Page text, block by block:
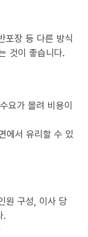
포장 등 다른 방식
것이 좋습니다.
요가 몰려 비용이
에서 유리할 수 있
원 구성, 이사 당
.